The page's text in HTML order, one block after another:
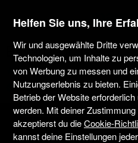
Bavaria Cruiser 37
4.1(1) Nur ohne Skipper
Verifiziertes Boot
Helfen Sie uns, Ihre
Wir und ausgewählte Dritte
Technologien, um Inhalte zu
von Werbung zu messen und
Nutzungserlebnis zu bieten.
Betrieb der Website
werden. Mit deiner
akzeptierst du dieCookie-
kannst deine Einstellungen